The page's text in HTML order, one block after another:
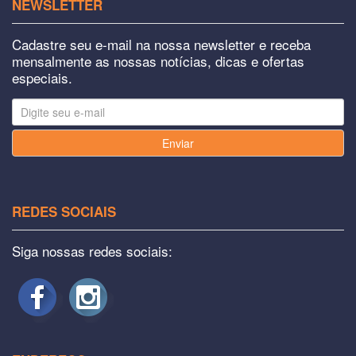
NEWSLETTER
Cadastre seu e-mail na nossa newsletter e receba
mensalmente as nossas notícias, dicas e ofertas
especiais.
Enviar
REDES SOCIAIS
Siga nossas redes sociais: